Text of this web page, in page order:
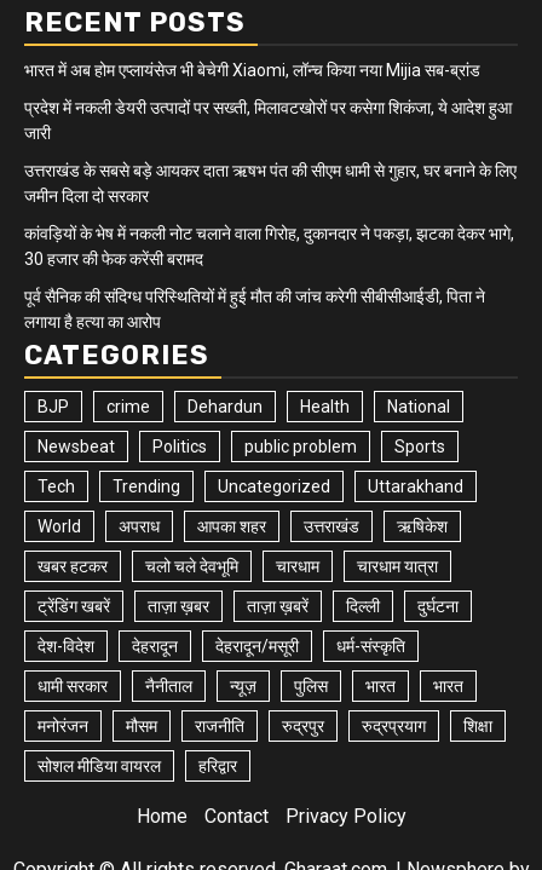
RECENT POSTS
भारत में अब होम एप्लायंसेज भी बेचेगी Xiaomi, लॉन्च किया नया Mijia सब-ब्रांड
प्रदेश में नकली डेयरी उत्पादों पर सख्ती, मिलावटखोरों पर कसेगा शिकंजा, ये आदेश हुआ
जारी
उत्तराखंड के सबसे बड़े आयकर दाता ऋषभ पंत की सीएम धामी से गुहार, घर बनाने के लिए
जमीन दिला दो सरकार
कांवड़ियों के भेष में नकली नोट चलाने वाला गिरोह, दुकानदार ने पकड़ा, झटका देकर भागे,
30 हजार की फेक करेंसी बरामद
पूर्व सैनिक की संदिग्ध परिस्थितियों में हुई मौत की जांच करेगी सीबीसीआईडी, पिता ने
लगाया है हत्या का आरोप
CATEGORIES
BJP crime Dehardun Health National
Newsbeat Politics public problem Sports
Tech Trending Uncategorized Uttarakhand
World अपराध आपका शहर उत्तराखंड ऋषिकेश
खबर हटकर चलो चले देवभूमि चारधाम चारधाम यात्रा
ट्रेंडिंग खबरें ताज़ा ख़बर ताज़ा ख़बरें दिल्ली दुर्घटना
देश-विदेश देहरादून देहरादून/मसूरी धर्म-संस्कृति
धामी सरकार नैनीताल न्यूज़ पुलिस भारत भारत
मनोरंजन मौसम राजनीति रुद्रपुर रुद्रप्रयाग शिक्षा
सोशल मीडिया वायरल हरिद्वार
Home Contact Privacy Policy